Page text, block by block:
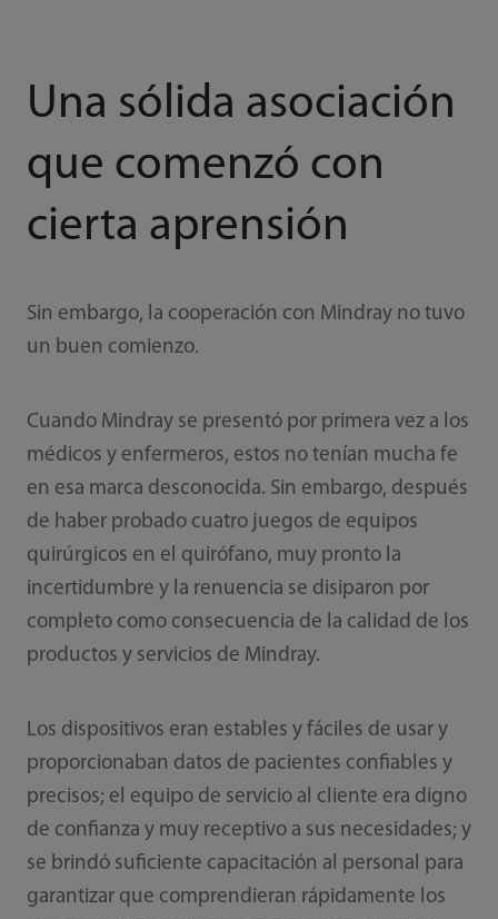
Una sólida asociación
que comenzó con
cierta aprensión
Sin embargo, la cooperación con Mindray no tuvo
un buen comienzo.
Cuando Mindray se presentó por primera vez a los
médicos y enfermeros, estos no tenían mucha fe
en esa marca desconocida. Sin embargo, después
de haber probado cuatro juegos de equipos
quirúrgicos en el quirófano, muy pronto la
incertidumbre y la renuencia se disiparon por
completo como consecuencia de la calidad de los
productos y servicios de Mindray.
Los dispositivos eran estables y fáciles de usar y
proporcionaban datos de pacientes confiables y
precisos; el equipo de servicio al cliente era digno
de confianza y muy receptivo a sus necesidades; y
se brindó suficiente capacitación al personal para
garantizar que comprendieran rápidamente los